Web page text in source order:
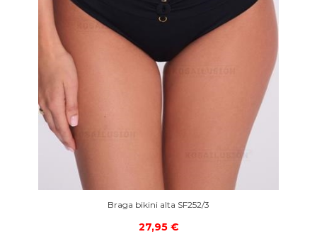
Braga bikini alta SF252/3
27,95 €